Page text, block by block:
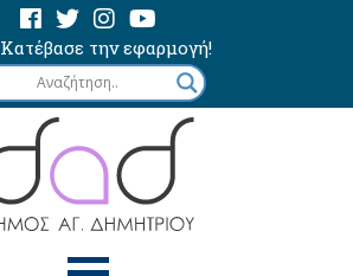
Κατέβασε την εφαρμογή!